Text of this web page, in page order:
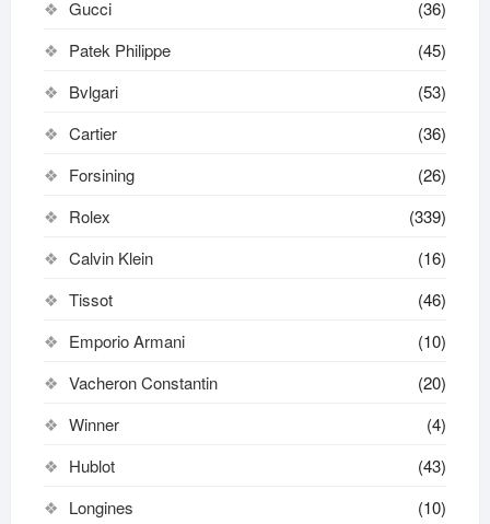
Gucci
(36)
Patek Philippe
(45)
Bvlgari
(53)
Cartier
(36)
Forsining
(26)
Rolex
(339)
Calvin Klein
(16)
Tissot
(46)
Emporio Armani
(10)
Vacheron Constantin
(20)
Winner
(4)
Hublot
(43)
Longines
(10)